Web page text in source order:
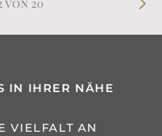
IN IHRER NÄHE
VIELFALT AN